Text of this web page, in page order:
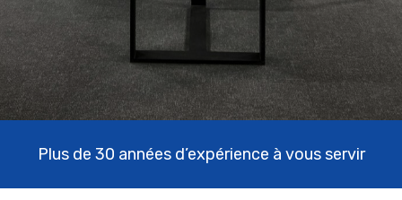
Plus de 30 années d’expérience à vous servir